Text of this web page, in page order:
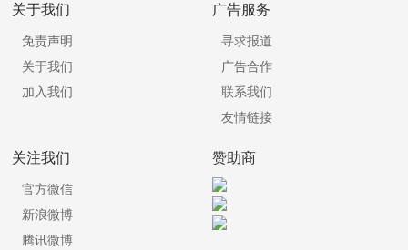
关于我们
免责声明
关于我们
加入我们
广告服务
寻求报道
广告合作
联系我们
友情链接
关注我们
官方微信
新浪微博
腾讯微博
赞助商